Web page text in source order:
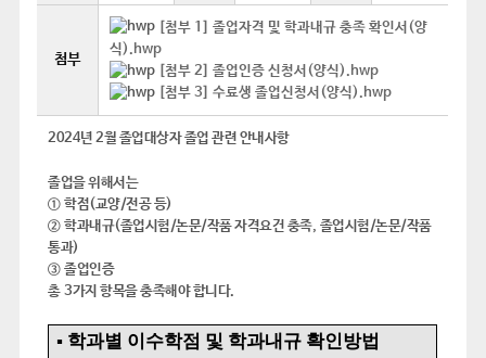
첨부
[첨부 1] 졸업자격 및 학과내규 충족 확인서(양
식).hwp
[첨부 2] 졸업인증 신청서(양식).hwp
[첨부 3] 수료생 졸업신청서(양식).hwp
2024년 2월 졸업대상자 졸업 관련 안내사항
졸업을 위해서는
①학점(교양/전공 등)
②학과내규(졸업시험/논문/작품 자격요건 충족, 졸업시험/논문/작품
통과)
③졸업인증
총3가지 항목을 충족해야 합니다.
▪ 학과별 이수학점 및 학과내규 확인방법